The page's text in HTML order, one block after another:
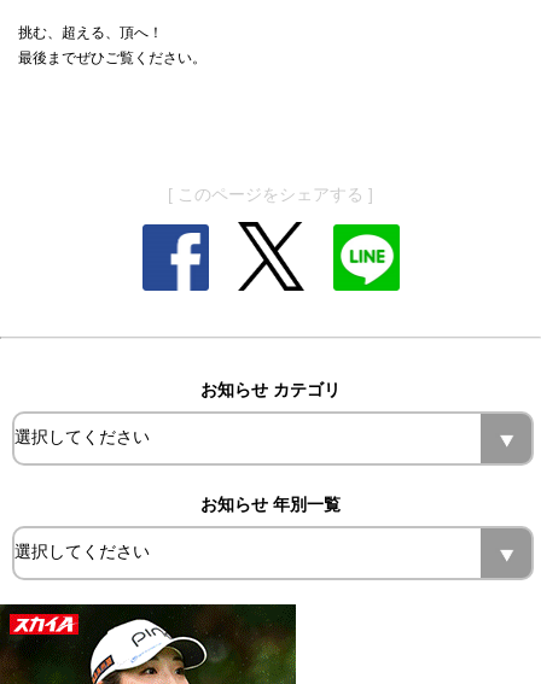
挑む、超える、頂へ！
最後までぜひご覧ください。
[ このページをシェアする ]
お知らせ カテゴリ
お知らせ 年別一覧